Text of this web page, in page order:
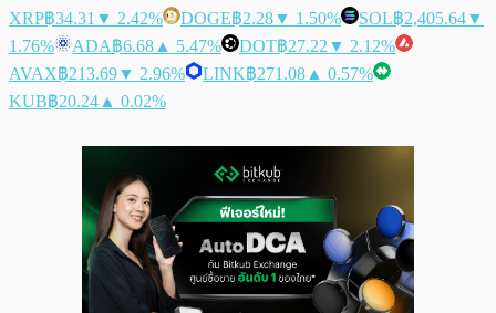
XRP฿34.31 ▼ 2.42% DOGE฿2.28▼ 1.50% SOL฿2,405.64▼
1.76%
ADA฿6.68 ▲ 5.47% DOT฿27.22 ▼ 2.12%
AVAX฿213.69▼ 2.96% LINK฿271.08 ▲ 0.57%
KUB฿20.24 ▲ 0.02%